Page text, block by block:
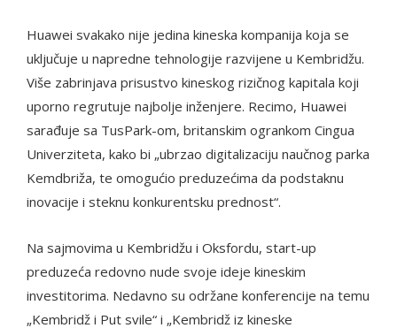
Huawei svakako nije jedina kineska kompanija koja se
uključuje u napredne tehnologije razvijene u Kembridžu.
Više zabrinjava prisustvo kineskog rizičnog kapitala koji
uporno regrutuje najbolje inženjere. Recimo, Huawei
sarađuje sa TusPark-om, britanskim ogrankom Cingua
Univerziteta, kako bi „ubrzao digitalizaciju naučnog parka
Kemdbriža, te omogućio preduzećima da podstaknu
inovacije i steknu konkurentsku prednost“.
Na sajmovima u Kembridžu i Oksfordu, start-up
preduzeća redovno nude svoje ideje kineskim
investitorima. Nedavno su održane konferencije na temu
„Kembridž i Put svile“ i „Kembridž iz kineske